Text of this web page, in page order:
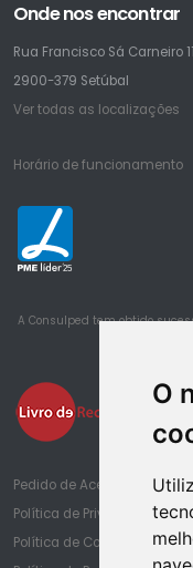
O
Onde nos encontrar
Rua Francisco Sá Carneiro 11
2900-379 Setúbal
Ver todas as localizações
Horário de funcionamento
25
A Consulped tem obtido
Pedido de Acesso à
Política de Privacidade
Política de Cookies